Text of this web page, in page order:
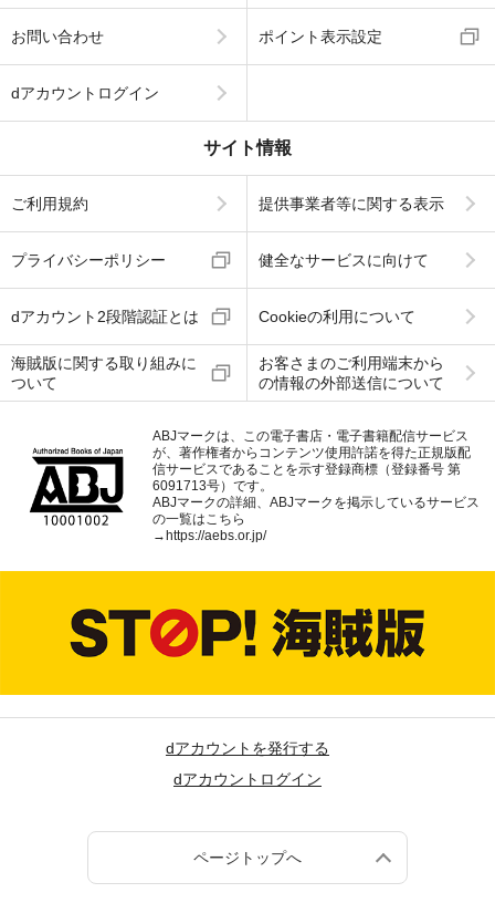
お問い合わせ ポイント表示設定
dアカウントログイン
サイト情報
ご利用規約 提供事業者等に関する表示
プライバシーポリシー 健全なサービスに向けて
dアカウント2段階認証とは Cookieの利用について
海賊版に関する取り組みに
ついて
お客さまのご利用端末から
の情報の外部送信について
ABJマークは、この電子書店・電子書籍配信サービス
が、著作権者からコンテンツ使用許諾を得た正規版配
信サービスであることを示す登録商標（登録番号 第
6091713号）です。
ABJマークの詳細、ABJマークを掲示しているサービス
の一覧はこちら
→ https://aebs.or.jp/
dアカウントを発行する
dアカウントログイン
ページトップへ